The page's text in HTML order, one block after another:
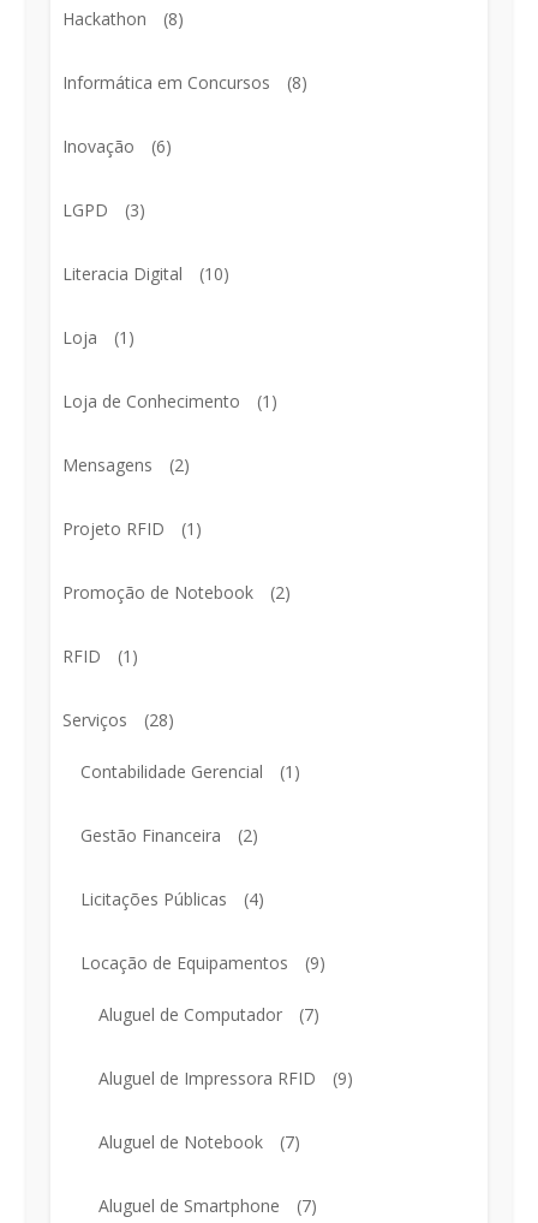
Hackathon (8)
Informática em Concursos (8)
Inovação (6)
LGPD (3)
Literacia Digital (10)
Loja (1)
Loja de Conhecimento (1)
Mensagens (2)
Projeto RFID (1)
Promoção de Notebook (2)
RFID (1)
Serviços (28)
Contabilidade Gerencial (1)
Gestão Financeira (2)
Licitações Públicas (4)
Locação de Equipamentos (9)
Aluguel de Computador (7)
Aluguel de Impressora RFID (9)
Aluguel de Notebook (7)
Aluguel de Smartphone (7)